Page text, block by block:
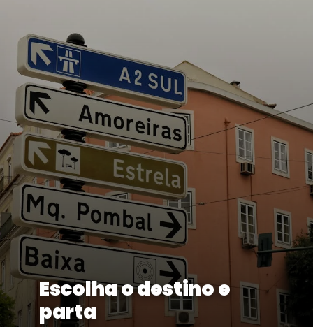
Escolha o destino e
parta